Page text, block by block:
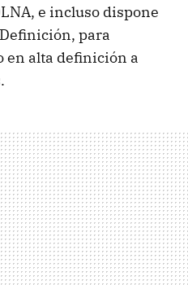
, e incluso dispone
para
alta definición a